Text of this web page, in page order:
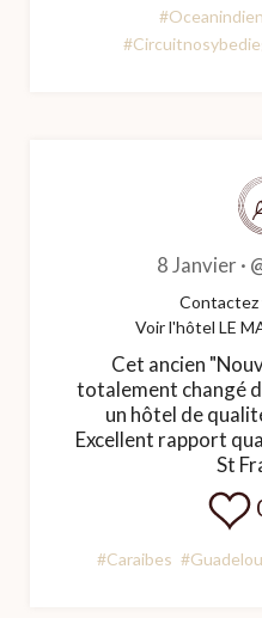
#Oceanindien
8 Janvier ·
Voir l'hôtel LE
Cet ancien
totalement changé
un hôtel de
Excellent rapport
St
#Caraibes